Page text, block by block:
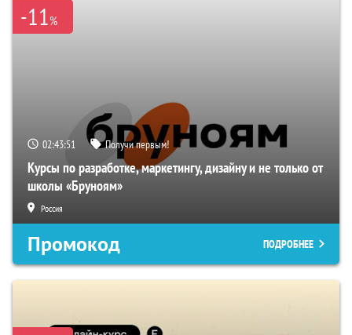
-11%
02:43:50 Получи первым!
Курсы по разработке, маркетингу, дизайну и не только от
школы «Бруноям»
Россия
Промокод ПОДРОБНЕЕ